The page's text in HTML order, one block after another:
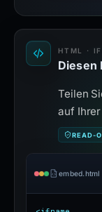
HTML ·
Diesen
Teilen
auf
READ-
embed.html